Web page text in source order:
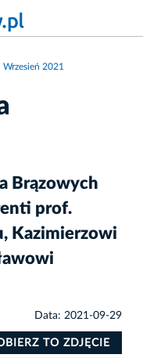
Wrzesień 2021
Brązowych
prof.
Kazimierzowi
Data: 2021-09-29
TO ZDJĘCIE